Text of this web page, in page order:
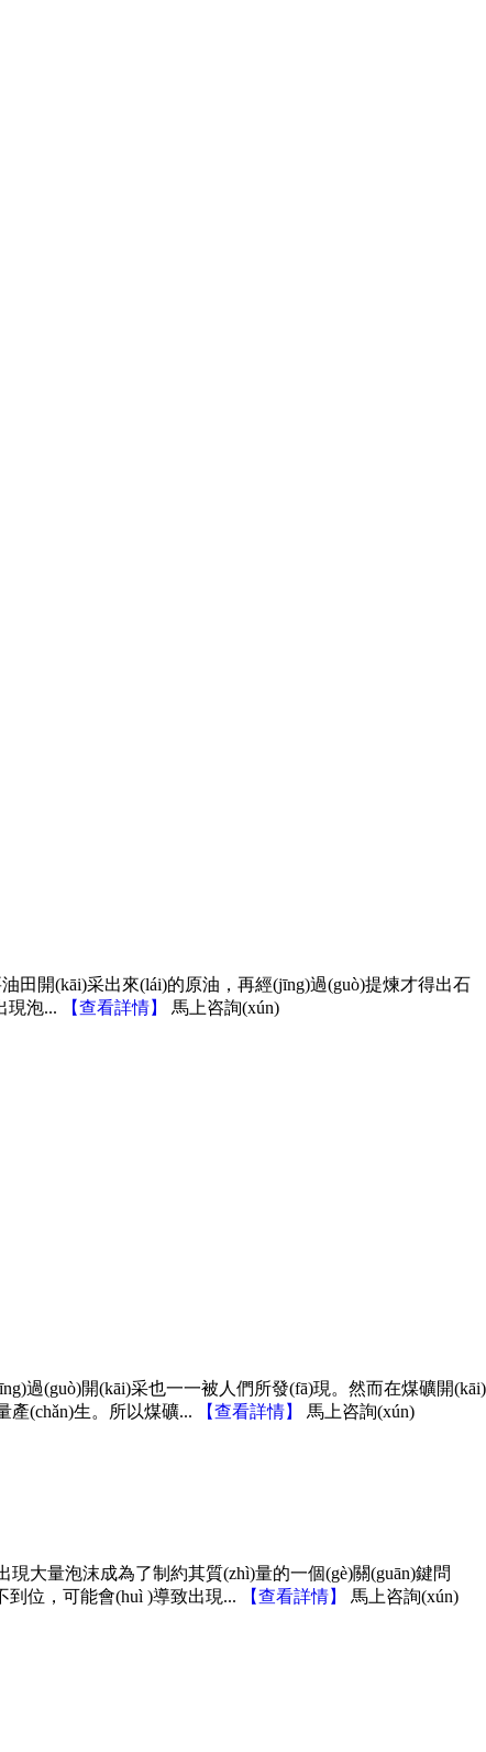
田開(kāi)采出來(lái)的原油，再經(jīng)過(guò)提煉才得出石
現泡...
【查看詳情】 馬上咨詢(xún)
過(guò)開(kāi)采也一一被人們所發(fā)現。然而在煤礦開(kāi)
生。所以煤礦...
【查看詳情】 馬上咨詢(xún)
出現大量泡沫成為了制約其質(zhì)量的一個(gè)關(guān)鍵問
到位，可能會(huì )導致出現...
【查看詳情】 馬上咨詢(xún)